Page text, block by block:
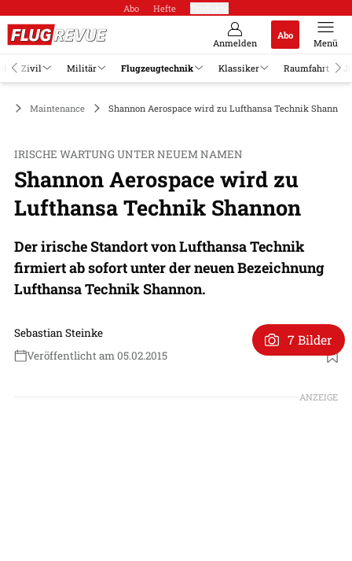
Abo Hefte
Anmelden
Abo
Menü
Zivil Militär Flugzeugtechnik Klassiker Raumfahrt
Maintenance Shannon Aerospace wird zu Lufthansa Technik Shannon
IRISCHE WARTUNG UNTER NEUEM NAMEN
Shannon Aerospace wird zu
Lufthansa Technik Shannon
Der irische Standort von Lufthansa Technik
firmiert ab sofort unter der neuen Bezeichnung
Lufthansa Technik Shannon.
Sebastian Steinke
Veröffentlicht am 05.02.2015
7 Bilder
ANZEIGE